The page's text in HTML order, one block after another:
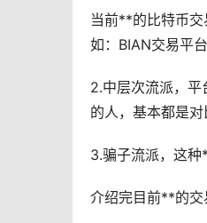
当前**的比特币
如：BIAN交易平台
2.中层次流派，
的人，基本都是对
3.骗子流派，这种
介绍完目前**的交